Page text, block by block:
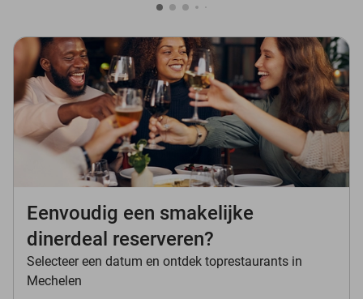
Eenvoudig een smakelijke
dinerdeal reserveren?
Selecteer een datum en ontdek toprestaurants in
Mechelen